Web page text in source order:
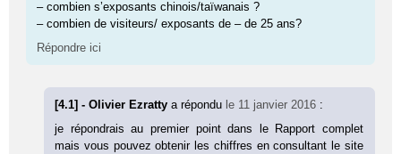
– combien s’exposants chinois/taïwanais ?
– combien de visiteurs/ exposants de – de 25 ans?
Répondre ici
[4.1] - Olivier Ezrattya répondu le 11 janvier 2016 :
je répondrais au premier point dans le Rapport complet
mais vous pouvez obtenir les chiffres en consultant le site